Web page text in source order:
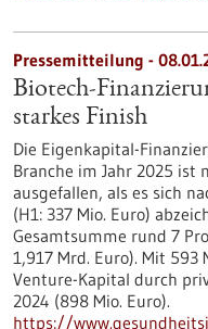
Pressemitteilung -
Biotech-
starkes Finish
Die Eigenkapital-
Branche im Jahr 2025 ist
ausgefallen, als es sich
(H1: 337 Mio. Euro)
Gesamtsumme rund 7
1,917 Mrd. Euro). Mit 593
Venture-Kapital durch
2024 (898 Mio. Euro).
https://